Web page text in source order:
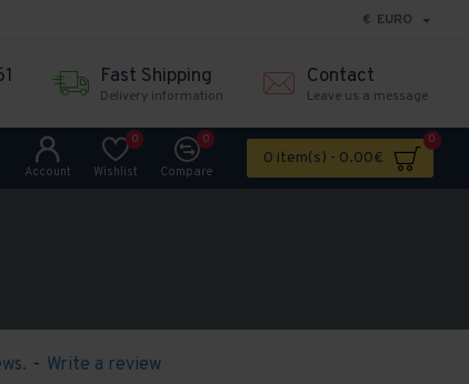
€ EURO
Fast Shipping
Delivery information
Contact
Leave us a message
Account Wishlist
0
Compare
0
0 item(s) - 0.00€
0
- Write a review